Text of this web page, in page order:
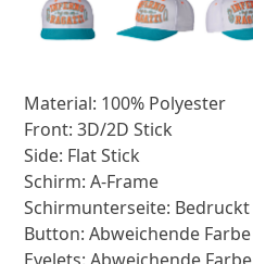
Material: 100% Polyester
Front: 3D/2D Stick
Side: Flat Stick
Schirm: A-Frame
Schirmunterseite: Bedruckt
Button: Abweichende Farbe